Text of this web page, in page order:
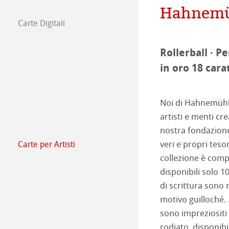
Il team
Comunicati
Carte Digitali
Matt FineArt
Glossy FineArt
Canvas FineArt
Hahnemühle
Sezione FAQ
Installazione
Archivio
Harman di
Hahnemühle
Studi Certificati
Contatti
Album FineArt
Album in Lino
QT Albums x
Protect &
Hahnemühle
Metodi di
Carte per Artisti
Carte per artisti
The Collection
The Collection -
The Collection -
Natural Line
Rollerball ·
in oro 18
Noi di
artisti e menti
nostra
veri e propri
collezione è
disponibili solo
di scrittura sono
motivo guilloché.
sono impreziositi
rodiato,